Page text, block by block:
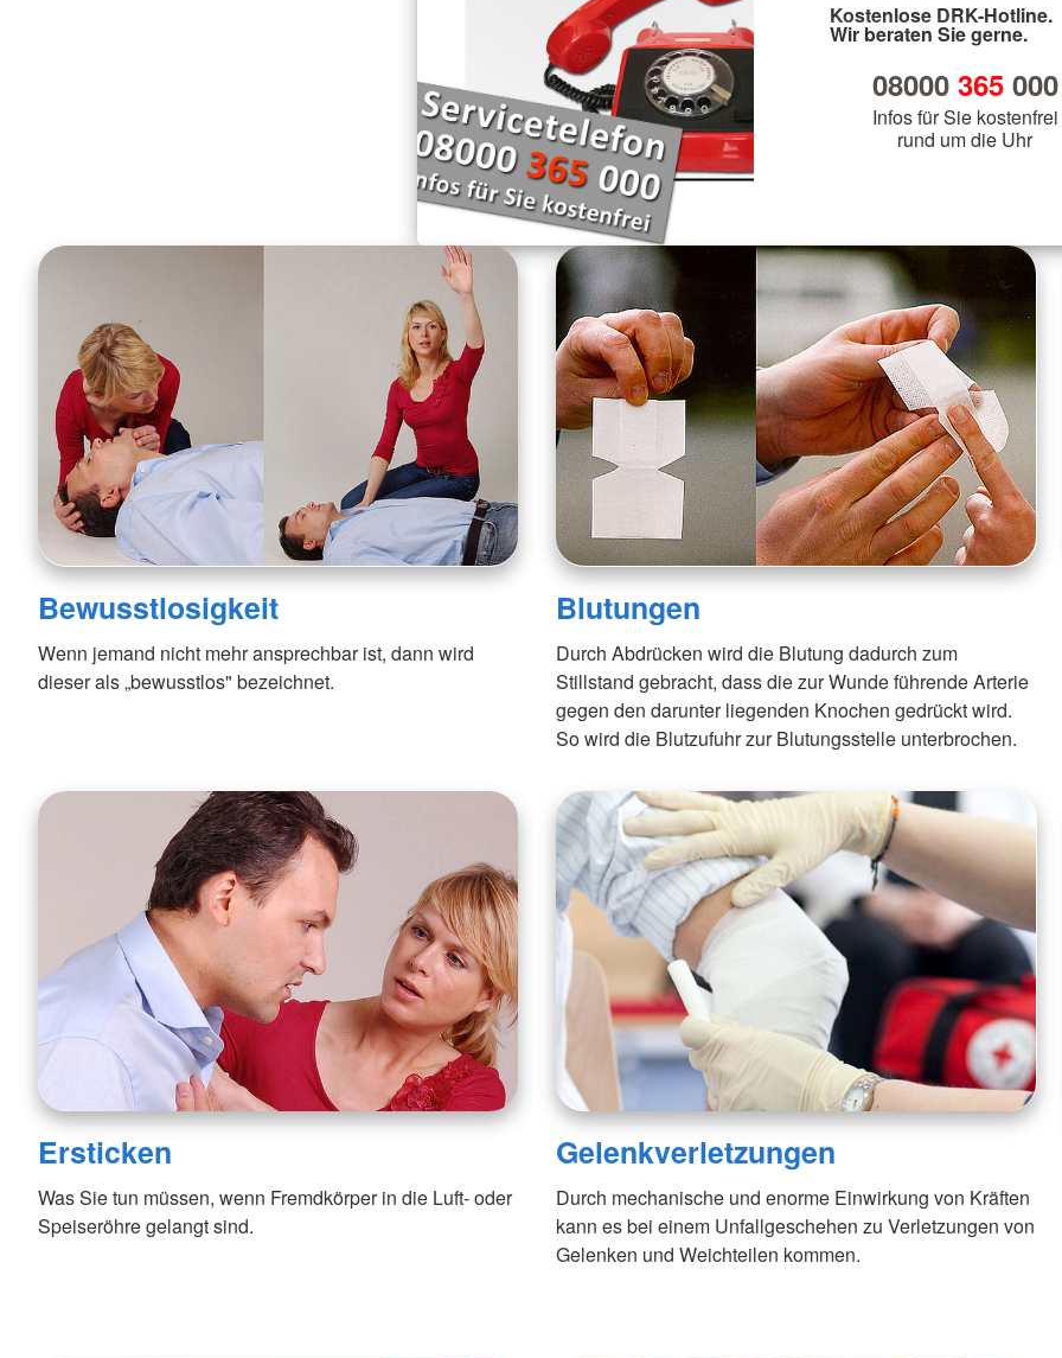
Kostenlose DRK-Hotline.
Wir beraten Sie gerne.
08000 365000
Infos für Sie kostenfrei
rund um die Uhr
Bewusstlosigkeit
Wenn jemand nicht mehr ansprechbar ist, dann wird
dieser als „bewusstlos" bezeichnet.
Blutungen
Durch Abdrücken wird die Blutung dadurch zum
Stillstand gebracht, dass die zur Wunde führende Arterie
gegen den darunter liegenden Knochen gedrückt wird.
So wird die Blutzufuhr zur Blutungsstelle unterbrochen.
Ersticken
Was Sie tun müssen, wenn Fremdkörper in die Luft- oder
Speiseröhre gelangt sind.
Gelenkverletzungen
Durch mechanische und enorme Einwirkung von Kräften
kann es bei einem Unfallgeschehen zu Verletzungen von
Gelenken und Weichteilen kommen.